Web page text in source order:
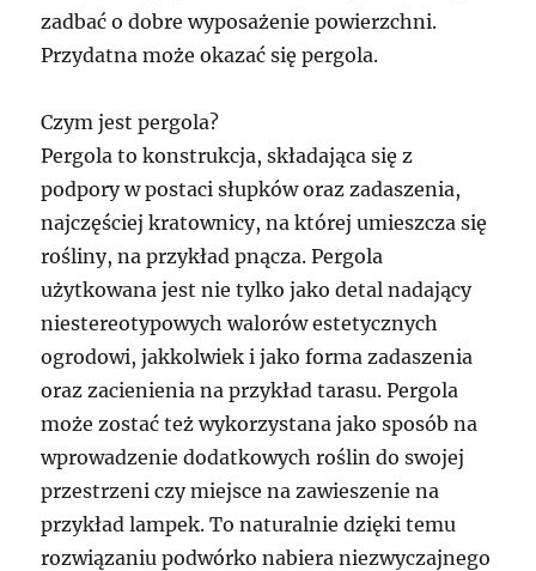
zadbać o dobre wyposażenie powierzchni.
Przydatna może okazać się pergola.
Czym jest pergola?
Pergola to konstrukcja, składająca się z
podpory w postaci słupków oraz zadaszenia,
najczęściej kratownicy, na której umieszcza się
rośliny, na przykład pnącza. Pergola
użytkowana jest nie tylko jako detal nadający
niestereotypowych walorów estetycznych
ogrodowi, jakkolwiek i jako forma zadaszenia
oraz zacienienia na przykład tarasu. Pergola
może zostać też wykorzystana jako sposób na
wprowadzenie dodatkowych roślin do swojej
przestrzeni czy miejsce na zawieszenie na
przykład lampek. To naturalnie dzięki temu
rozwiązaniu podwórko nabiera niezwyczajnego